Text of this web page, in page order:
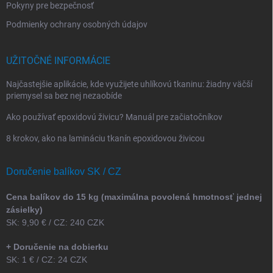
Pokyny pre bezpečnosť
Podmienky ochrany osobných údajov
UŽITOČNÉ INFORMÁCIE
Najčastejšie aplikácie, kde využijete uhlíkovú tkaninu: žiadny väčší
priemysel sa bez nej nezaobíde
Ako používať epoxidovú živicu? Manuál pre začiatočníkov
8 krokov, ako na lamináciu tkanín epoxidovou živicou
Doručenie balíkov SK / CZ
Cena balíkov do 15 kg (maximálna povolená hmotnosť jednej
zásielky)
SK: 9,90 € / CZ: 240 CZK
+ Doručenie na dobierku
SK: 1 € / CZ: 24 CZK